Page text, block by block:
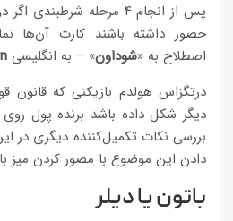
پس از انجام ۴ مرحله
حضور داشته باشند کارت آن‌ها
اصطلاح به «شوداون» – به انگلیسی
درتگزاس هولدم بازیکنی که قانون
دیگر شکل داده باشد برنده پول روی
بررسی نکات تکمیل‌کننده دیگری در
دادن این موضوع با مصور کردن میز
باتون یا دیلر